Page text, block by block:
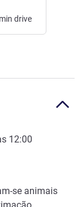
min drive
12:00
se animais